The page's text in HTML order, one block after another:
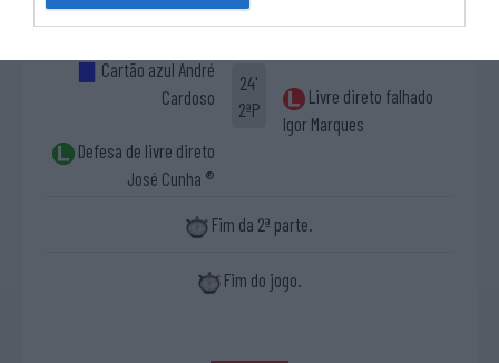
2ªP
Marques (livre direto)
Cartão azul André
Cardoso
Defesa de livre direto
José Cunha ®
24'
2ªP
Livre direto falhado
Igor Marques
Fim da 2ª parte.
Fim do jogo.